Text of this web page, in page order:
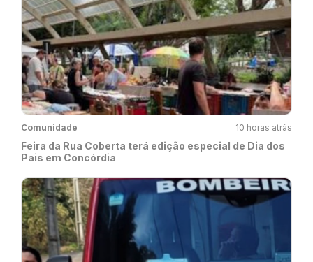
Comunidade 10 horas atrás
Feira da Rua Coberta terá edição especial de Dia dos
Pais em Concórdia